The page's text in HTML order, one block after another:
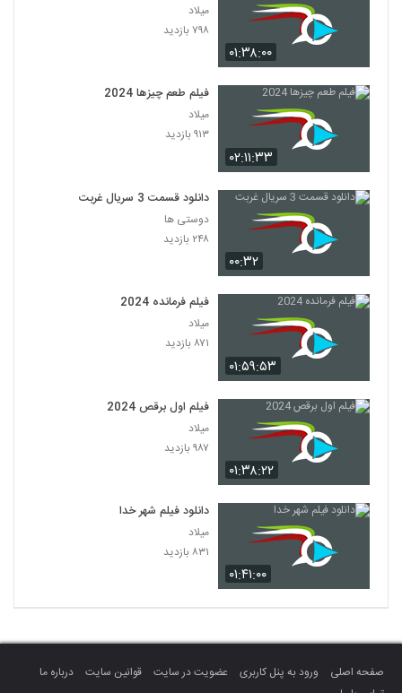
۰۱:۳۸:۰۰
میلاد
۷۹۸ بازدید
۰۲:۱۱:۳۳
فیلم طعم چیزها 2024
میلاد
۹۱۳ بازدید
۰۰:۳۲
دانلود قسمت 3 سریال غربت
دوستی ها
۲۴۸ بازدید
۰۱:۵۹:۵۳
فیلم فرمانده 2024
میلاد
۸۷۱ بازدید
۰۱:۳۸:۲۲
فیلم اول برقص 2024
میلاد
۹۸۷ بازدید
۰۱:۴۱:۰۰
دانلود فیلم شهر خدا
میلاد
۸۳۱ بازدید
صفحه اصلی ورود به پنل کاربری عضویت در سایت قوانین سایت
درباره ما